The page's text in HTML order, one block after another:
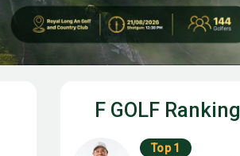
F GOLF Ranking
Top 1